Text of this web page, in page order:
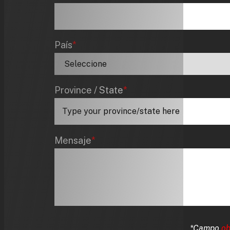
País*
Province / State*
Mensaje*